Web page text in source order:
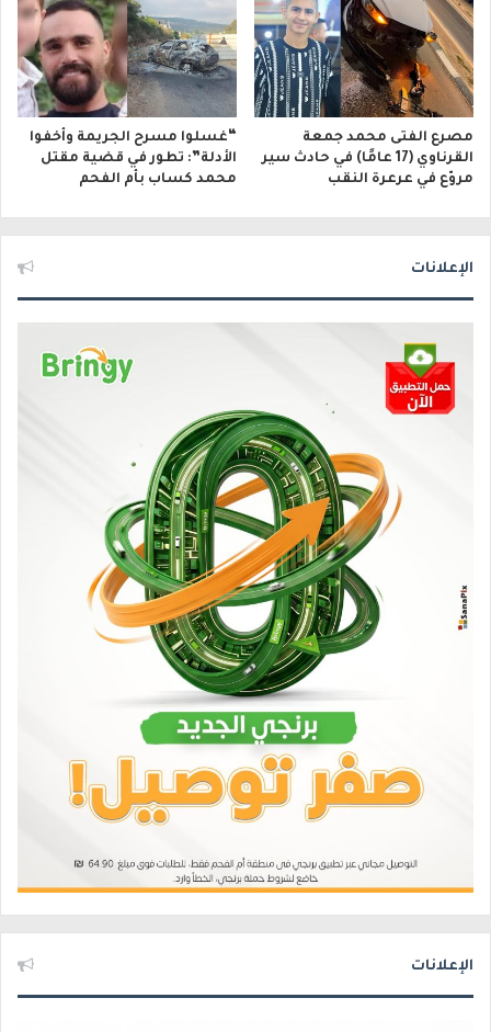
مصرع الفتى محمد جمعة
القرناوي (17 عامًا) في حادث سير
مروّع في عرعرة النقب
“غسلوا مسرح الجريمة وأخفوا
الأدلة”: تطور في قضية مقتل
محمد كساب بأم الفحم
الإعلانات
الإعلانات